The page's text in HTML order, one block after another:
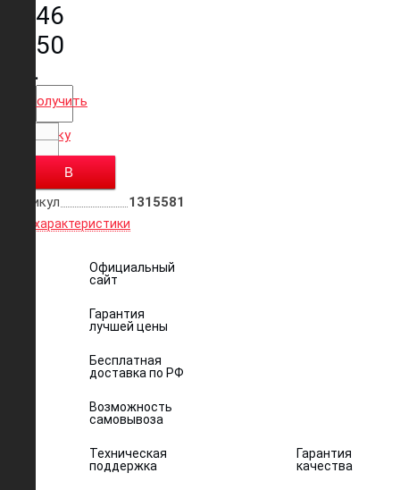
246
250
р.
Получить
скидку
В
корзину
Артикул 1315581
Все характеристики
Официальный
сайт
Гарантия
лучшей цены
Бесплатная
доставка по РФ
Возможность
самовывоза
Техническая
поддержка
Гарантия
качества